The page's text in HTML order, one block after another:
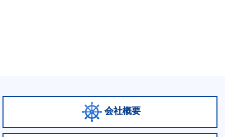
会社概要